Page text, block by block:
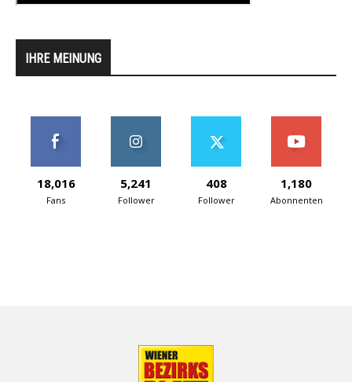
IHRE MEINUNG
18,016
Fans
5,241
Follower
408
Follower
1,180
Abonnenten